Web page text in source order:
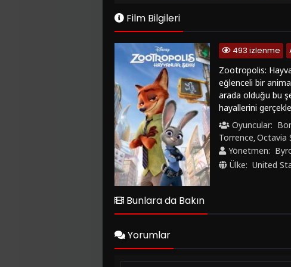
Film Bilgileri
493 izlenme
Zootropolis:
eğlenceli bir
arada olduğu bu
hayallerini
olmanın
önemli ve gizemli
eğlenceli
oyuncuların
harmanlayarak
önemli mesajlar
tavsiye ederiz.
Oyuncular:
Torrence,Octavia
Yönetmen:
Ülke: United
Bunlara da Bakın
Yorumlar